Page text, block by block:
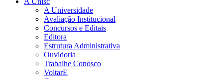
A Universidade
Avaliação Institucional
Concursos e Editais
Editora
Estrutura Administrativa
Ouvidoria
Trabalhe Conosco
VoltarE